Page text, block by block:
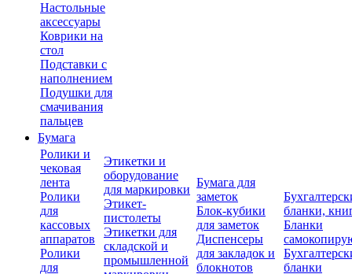
Настольные
аксессуары
Коврики на
стол
Подставки с
наполнением
Подушки для
смачивания
пальцев
Бумага
Ролики и
чековая
лента
Ролики
для
кассовых
аппаратов
Ролики
для
Этикетки и
оборудование
для маркировки
Этикет-
пистолеты
Этикетки для
складской и
промышленной
Бумага для
заметок
Блок-кубики
для заметок
Диспенсеры
для закладок и
блокнотов
бланки,
Бланки
бланки